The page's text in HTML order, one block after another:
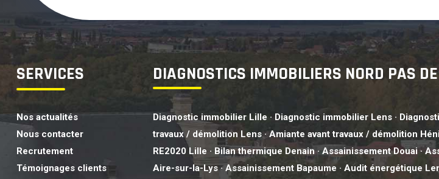
SERVICES
Nos actualités
Nous contacter
Recrutement
Témoignages clients
DIAGNOSTICS IMMOBILIERS NORD PAS
Diagnostic immobilier Lille · Diagnostic immobilier Lens ·
travaux / démolition Lens·Amiante avant travaux / démolition
RE2020 Lille · Bilan thermique Denain·Assainissement Douai·
Aire-sur-la-Lys·Assainissement Bapaume ·Audit énergétique